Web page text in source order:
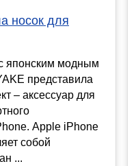
носок для
японским модным
представила
– аксессуар для
Apple iPhone
собой
...